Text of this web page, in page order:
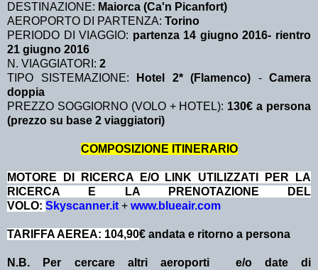
DESTINAZIONE: Maiorca (Ca'n Picanfort)
AEROPORTO DI PARTENZA: Torino
PERIODO DI VIAGGIO: partenza 14 giugno 2016- rientro
21 giugno 2016
N. VIAGGIATORI: 2
TIPO SISTEMAZIONE:
Hotel 2* (Flamenco) - Camera
doppia
PREZZO SOGGIORNO (VOLO + HOTEL): 130€ a persona
(prezzo su base 2 viaggiatori)
COMPOSIZIONE ITINERARIO
MOTORE DI RICERCA E/O LINK UTILIZZATI PER LA
RICERCA E LA PRENOTAZIONE DEL
VOLO: Skyscanner.it + www.blueair.com
TARIFFA AEREA: 104,90€ andata e ritorno a persona
N.B. Per cercare altri aeroporti e/o date di